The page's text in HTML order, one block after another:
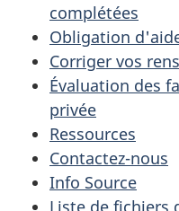
complétées
Obligation
Corriger vos
Évaluation des
privée
Ressources
Contactez-nous
Info Source
Liste de fichiers